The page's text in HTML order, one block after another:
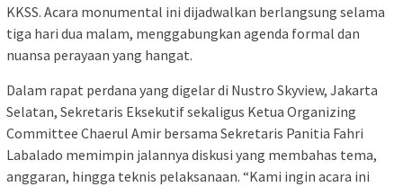
KKSS. Acara monumental ini dijadwalkan berlangsung selama
tiga hari dua malam, menggabungkan agenda formal dan
nuansa perayaan yang hangat.
Dalam rapat perdana yang digelar di Nustro Skyview, Jakarta
Selatan, Sekretaris Eksekutif sekaligus Ketua Organizing
Committee Chaerul Amir bersama Sekretaris Panitia Fahri
Labalado memimpin jalannya diskusi yang membahas tema,
anggaran, hingga teknis pelaksanaan. “Kami ingin acara ini